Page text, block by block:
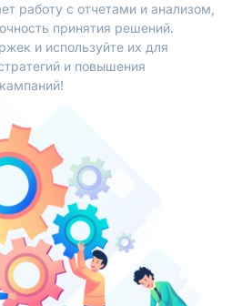
работу с отчетами и анализом,
принятия решений.
и используйте их для
и повышения